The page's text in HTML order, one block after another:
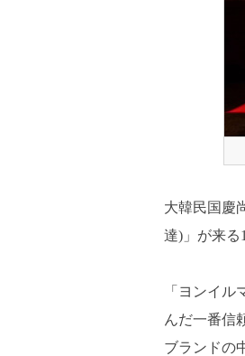
大韓民国慶
達)」が来る
「ヨンイ
んだ一番信
ブランドの